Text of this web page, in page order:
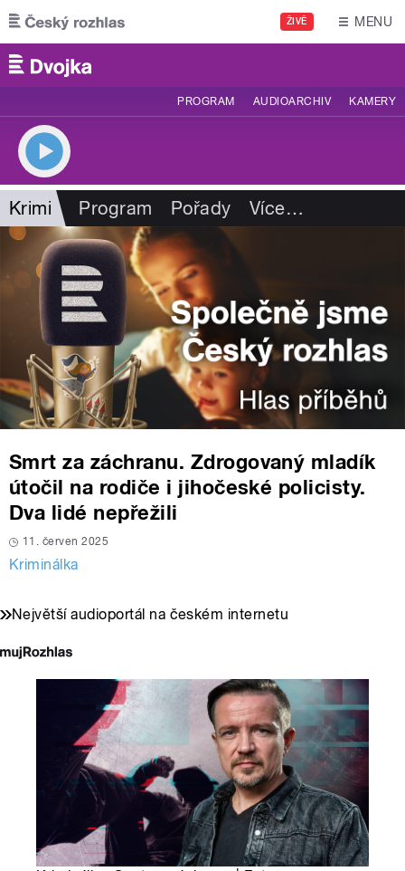
Přejít k hlavnímu obsahu
ŽIVĚ MENU
PROGRAM AUDIOARCHIV KAMERY
Krimi Program Pořady Více…
Smrt za záchranu. Zdrogovaný mladík
útočil na rodiče i jihočeské policisty.
Dva lidé nepřežili
11. červen 2025
Kriminálka
Největší audioportál na českém internetu